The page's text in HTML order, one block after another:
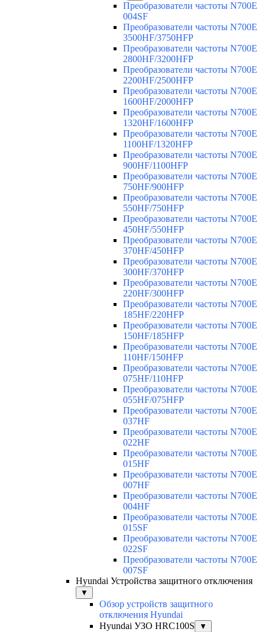
Преобразователи частоты N700E
004SF
Преобразователи частоты N700E
3500HF/3750HFP
Преобразователи частоты N700E
2800HF/3200HFP
Преобразователи частоты N700E
2200HF/2500HFP
Преобразователи частоты N700E
1600HF/2000HFP
Преобразователи частоты N700E
1320HF/1600HFP
Преобразователи частоты N700E
1100HF/1320HFP
Преобразователи частоты N700E
900HF/1100HFP
Преобразователи частоты N700E
750HF/900HFP
Преобразователи частоты N700E
550HF/750HFP
Преобразователи частоты N700E
450HF/550HFP
Преобразователи частоты N700E
370HF/450HFP
Преобразователи частоты N700E
300HF/370HFP
Преобразователи частоты N700E
220HF/300HFP
Преобразователи частоты N700E
185HF/220HFP
Преобразователи частоты N700E
150HF/185HFP
Преобразователи частоты N700E
110HF/150HFP
Преобразователи частоты N700E
075HF/110HFP
Преобразователи частоты N700E
055HF/075HFP
Преобразователи частоты N700E
037HF
Преобразователи частоты N700E
022HF
Преобразователи частоты N700E
015HF
Преобразователи частоты N700E
007HF
Преобразователи частоты N700E
004HF
Преобразователи частоты N700E
015SF
Преобразователи частоты N700E
022SF
Преобразователи частоты N700E
007SF
Hyundai Устройства защитного отключения
▼
Обзор устройств защитного
отключения Hyundai
Hyundai УЗО HRC100S
▼